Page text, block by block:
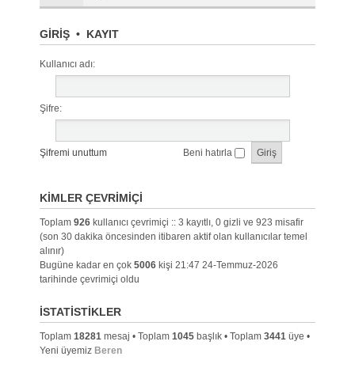
GIRIŞ• KAYIT
Kullanıcı adı:
Şifre:
Şifremi unuttum Beni hatırla
KIMLER ÇEVRIMIÇI
Toplam 926kullanıcı çevrimiçi :: 3 kayıtlı, 0 gizli ve 923 misafir
(son 30 dakika öncesinden itibaren aktif olan kullanıcılar temel
alınır)
Bugüne kadar en çok 5006kişi 21:47 24-Temmuz-2026
tarihinde çevrimiçi oldu
İSTATISTIKLER
Toplam 18281mesaj • Toplam 1045başlık • Toplam 3441üye •
Yeni üyemiz Beren